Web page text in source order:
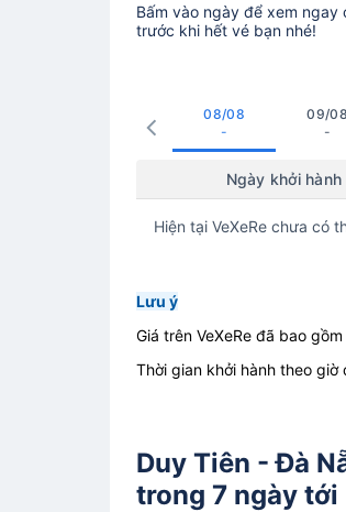
Bấm vào ngày để xem
trước khi hết vé bạn nhé!
08/08
-
09/08
-
Ngày khởi hành
Hiện tại VeXeRe chưa có
Lưu ý
Giá trên VeXeRe đã bao
Thời gian khởi hành theo giờ
Duy Tiên - Đà
trong 7 ngày tới